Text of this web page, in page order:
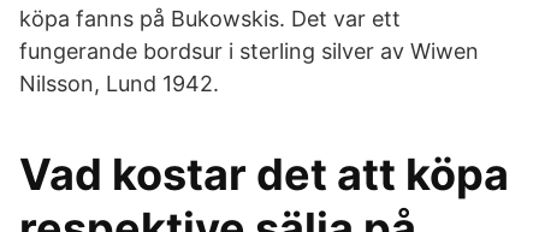
köpa fanns på Bukowskis. Det var ett
fungerande bordsur i sterling silver av Wiwen
Nilsson, Lund 1942.
Vad kostar det att köpa